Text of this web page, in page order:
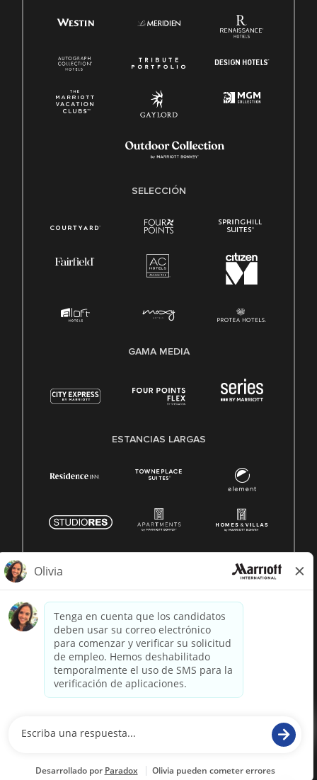
SELECCIÓN
GAMA MEDIA
ESTANCIAS LARGAS
reservados. Marriott información patentada
paradox.ai